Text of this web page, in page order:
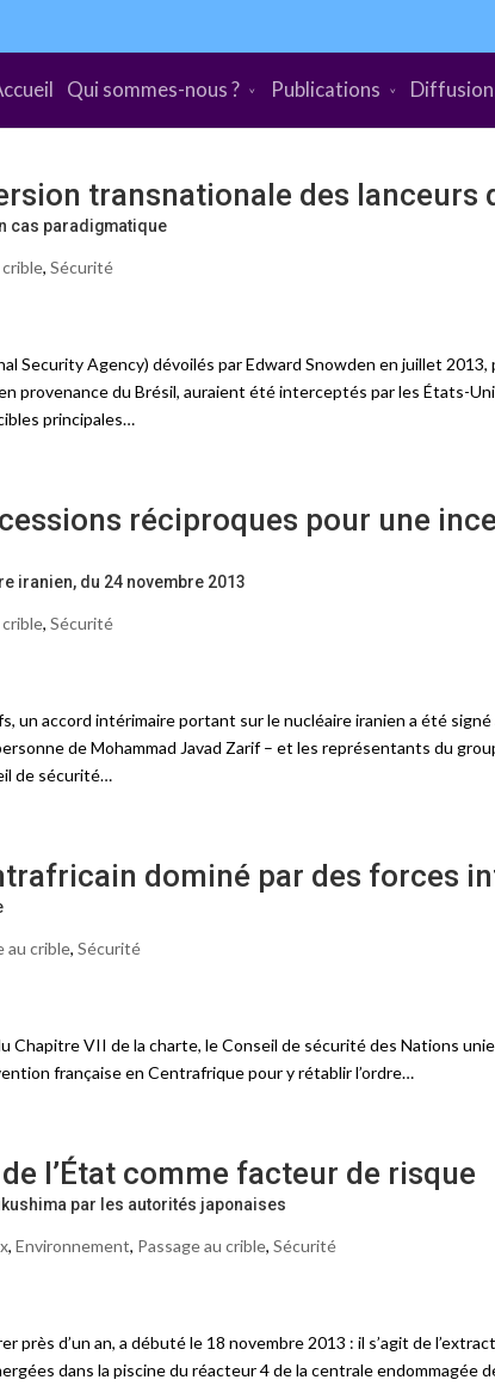
Qui sommes-nous ? Publications Diffusion
transnationale des lanceurs
cas paradigmatique
crible, Sécurité
Security Agency) dévoilés par Edward Snowden en juillet 2013,
provenance du Brésil, auraient été interceptés par les États-
principales…
réciproques pour une
iranien, du 24 novembre 2013
crible, Sécurité
un accord intérimaire portant sur le nucléaire iranien a été signé
de Mohammad Javad Zarif – et les représentants du
de sécurité…
dominé par des forces
au crible, Sécurité
Chapitre VII de la charte, le Conseil de sécurité des Nations
française en Centrafrique pour y rétablir l’ordre…
l’État comme facteur de risque
par les autorités japonaises
, Environnement, Passage au crible, Sécurité
près d’un an, a débuté le 18 novembre 2013 : il s’agit de
dans la piscine du réacteur 4 de la centrale endommagée